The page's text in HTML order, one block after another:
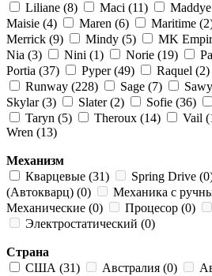
Liliane (8)
Maci (11)
Maisie (4)
Maren (6) Maritime
Merrick (9)
Mindy (5) MK
Nia (3)
Nini (1) Norie (19)
Portia (37)
Pyper (49) Raquel (2)
Runway (228)
Sage (7)
Skylar (3)
Slater (2) Sofie (36)
Taryn (5)
Theroux (14) Vail
Wren (13)
Механизм
Кварцевые (31)
Spring Drive
(Автокварц) (0)
Механика с
Механические (0)
Процесор (0)
Электростатический (0)
Страна
США (31)
Австралия (0)